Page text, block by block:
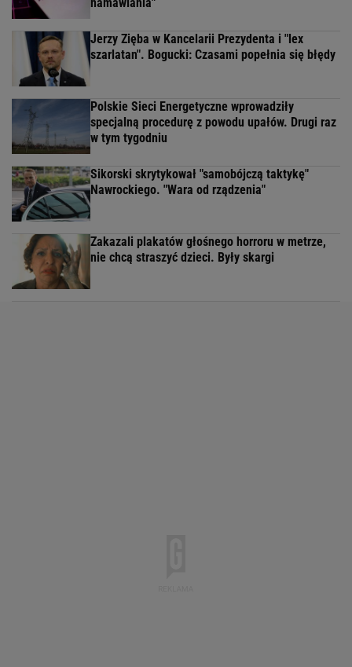
namawiania"
Jerzy Zięba w Kancelarii Prezydenta i "lex
szarlatan". Bogucki: Czasami popełnia się błędy
Polskie Sieci Energetyczne wprowadziły
specjalną procedurę z powodu upałów. Drugi raz
w tym tygodniu
Sikorski skrytykował "samobójczą taktykę"
Nawrockiego. "Wara od rządzenia"
Zakazali plakatów głośnego horroru w metrze,
nie chcą straszyć dzieci. Były skargi